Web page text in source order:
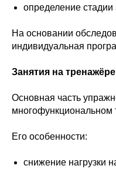
определение стадии
На основании
индивидуальная
Занятия на
Основная часть
многофункциональном
Его особенности:
снижение нагрузки